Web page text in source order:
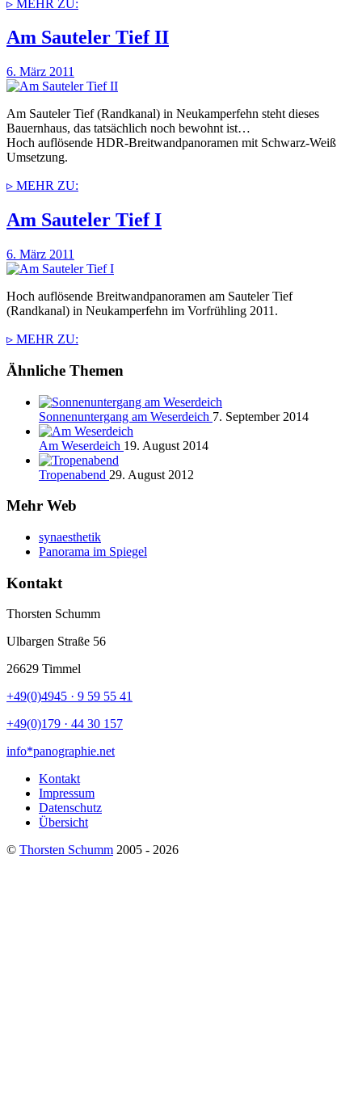
▹ MEHR ZU:
Am Sauteler Tief II
6. März 2011
Am Sauteler Tief (Randkanal) in Neukamperfehn steht dieses
Bauernhaus, das tatsächlich noch bewohnt ist…
Hoch auflösende HDR-Breitwandpanoramen mit Schwarz-Weiß
Umsetzung.
▹ MEHR ZU:
Am Sauteler Tief I
6. März 2011
Hoch auflösende Breitwandpanoramen am Sauteler Tief
(Randkanal) in Neukamperfehn im Vorfrühling 2011.
▹ MEHR ZU:
Ähnliche Themen
Sonnenuntergang am Weserdeich 7. September 2014
Am Weserdeich 19. August 2014
Tropenabend 29. August 2012
Mehr Web
synaesthetik
Panorama im Spiegel
Kontakt
Thorsten Schumm
Ulbargen Straße 56
26629 Timmel
+49(0)4945 · 9 59 55 41
+49(0)179 · 44 30 157‬
info*panographie.net
Kontakt
Impressum
Datenschutz
Übersicht
© Thorsten Schumm 2005 - 2026